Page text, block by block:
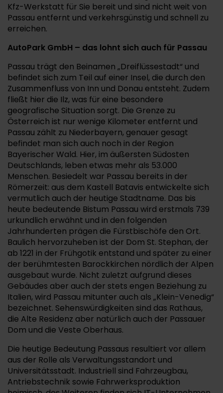
Kfz-Werkstatt für Sie bereit und sind nicht weit von
Passau entfernt und verkehrsgünstig und schnell zu
erreichen.
AutoPark GmbH – das lohnt sich auch für Passau
Passau trägt den Beinamen „Dreiflüssestadt“ und
befindet sich zum Teil auf einer Insel, die durch den
Zusammenfluss von Inn und Donau entsteht. Zudem
fließt hier die Ilz, was für eine besondere
geografische Situation sorgt. Die Grenze zu
Österreich ist nur wenige Kilometer entfernt und
Passau zählt zu Niederbayern, genauer gesagt
befindet man sich auch noch in der Region
Bayerischer Wald. Hier, im äußersten Südosten
Deutschlands, leben etwas mehr als 53.000
Menschen. Besiedelt war Passau bereits in der
Römerzeit: aus dem Kastell Batavis entwickelte sich
vermutlich auch der heutige Stadtname. Das bis
heute bedeutende Bistum Passau wird erstmals 739
urkundlich erwähnt und in den folgenden
Jahrhunderten prägen die Fürstbischöfe den Ort.
Baulich hervorzuheben ist der Dom St. Stephan, der
ab 1221 in der Frühgotik entstand und später zu einer
der berühmtesten Barockkirchen nördlich der Alpen
ausgebaut wurde. Nicht zuletzt aufgrund dieses
Gebäudes aber auch der stets engen Beziehung zu
Italien, wird Passau mitunter auch als „Klein-Venedig“
bezeichnet. Sehenswürdigkeiten sind das Rathaus,
die Alte Residenz aber natürlich auch der Passauer
Dom und die Veste Oberhaus.
Die heutige Bedeutung Passaus resultiert vor allem
aus der Rolle als Verwaltungsstandort und
Universitätsstadt. Industriell sind Fahrzeugbau,
Antriebstechnik sowie Fahrwerksproduktion